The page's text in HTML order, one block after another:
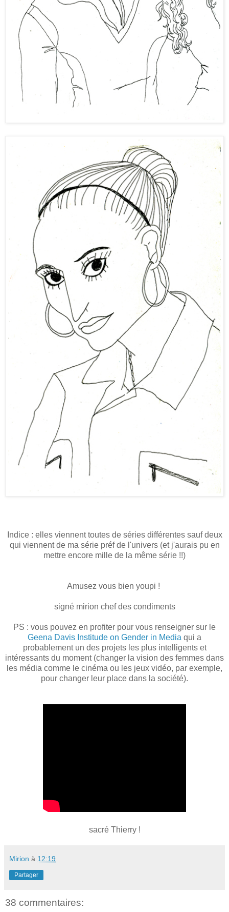
Indice : elles viennent toutes de séries différentes sauf deux
qui viennent de ma série préf de l'univers (et j'aurais pu en
mettre encore mille de la même série !!)
Amusez vous bien youpi !
signé mirion chef des condiments
PS : vous pouvez en profiter pour vous renseigner sur le
Geena Davis Institude on Gender in Media qui a
probablement un des projets les plus intelligents et
intéressants du moment (changer la vision des femmes dans
les média comme le cinéma ou les jeux vidéo, par exemple,
pour changer leur place dans la société).
sacré Thierry !
Mirion à 12:19
Partager
38 commentaires: